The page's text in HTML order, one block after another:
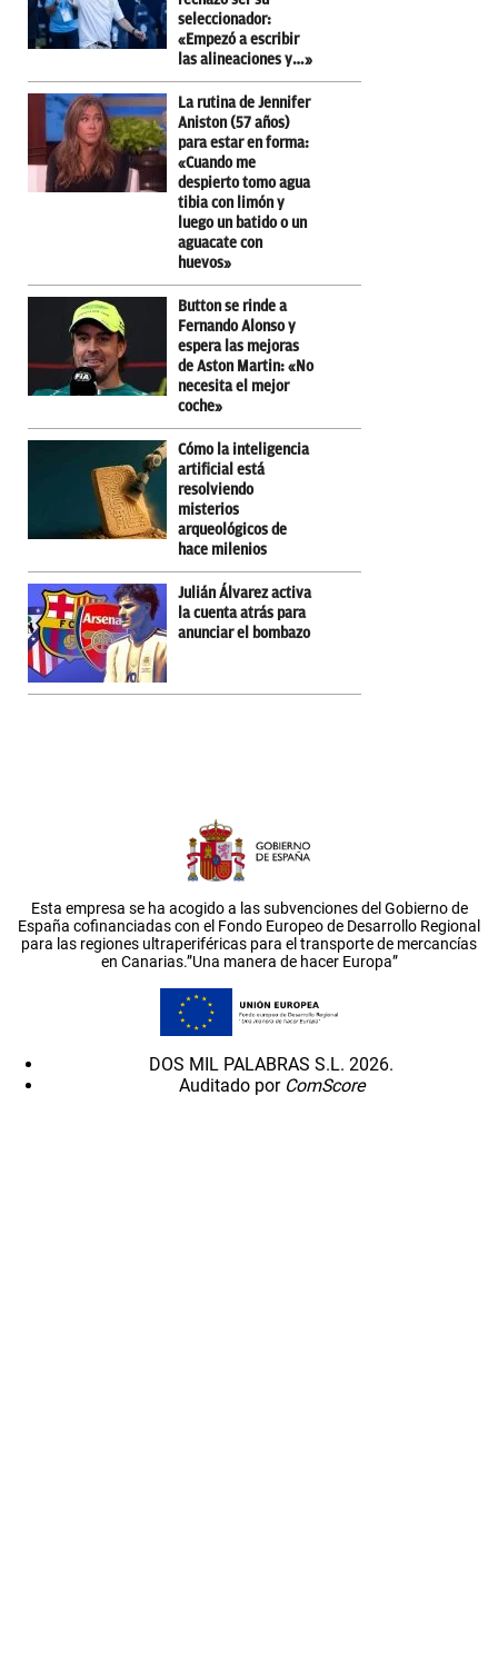
seleccionador:
«Empezó a escribir
las alineaciones y…»
La rutina de Jennifer
Aniston (57 años)
para estar en forma:
«Cuando me
despierto tomo agua
tibia con limón y
luego un batido o un
aguacate con
huevos»
Button se rinde a
Fernando Alonso y
espera las mejoras
de Aston Martin: «No
necesita el mejor
coche»
Cómo la inteligencia
artificial está
resolviendo
misterios
arqueológicos de
hace milenios
Julián Álvarez activa
la cuenta atrás para
anunciar el bombazo
Esta empresa se ha acogido a las subvenciones del Gobierno de
España cofinanciadas con el Fondo Europeo de Desarrollo Regional
para las regiones ultraperiféricas para el transporte de mercancías
en Canarias.”Una manera de hacer Europa”
DOS MIL PALABRAS S.L. 2026.
Auditado por ComScore